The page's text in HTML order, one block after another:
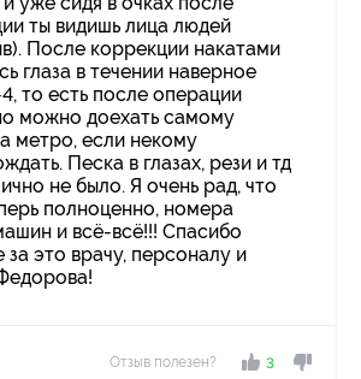
ты видишь лица людей
После коррекции накатами
глаза в течении наверное
то есть после операции
можно доехать самому
метро, если некому
Песка в глазах, рези и тд
не было. Я очень рад, что
полноценно, номера
и всё-всё!!! Спасибо
за это врачу, персоналу и
Отзыв полезен? 3